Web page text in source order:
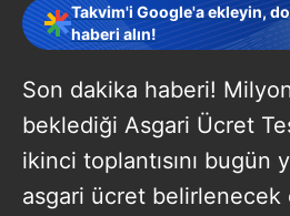
Takvim'i Google'a ekleyin,
haberi alın!
Son dakika haberi!
beklediği Asgari Ücret
ikinci toplantısını bugün
asgari ücret belirlenecek